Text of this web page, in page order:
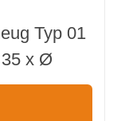
Typ 01
x Ø